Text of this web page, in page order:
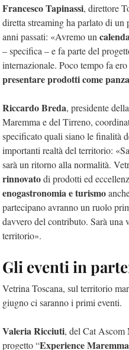
Francesco Tapinassi, direttore
diretta streaming ha parlato di
anni passati: «Avremo un
– specifica – e fa parte del
internazionale. Poco tempo fa ero
presentare prodotti come
Riccardo Breda, presidente
Maremma e del Tirreno,
specificato quali siano le finalità
importanti realtà del territorio:
sarà un ritorno alla normalità.
rinnovatodi prodotti ed
enogastronomia e turismo
partecipano avranno un ruolo
davvero del contributo. Sarà una
territorio».
Gli eventi in
Vetrina Toscana, sul territorio
giugno ci saranno i primi eventi.
Valeria Ricciuti, del Cat Ascom
progetto “Experience